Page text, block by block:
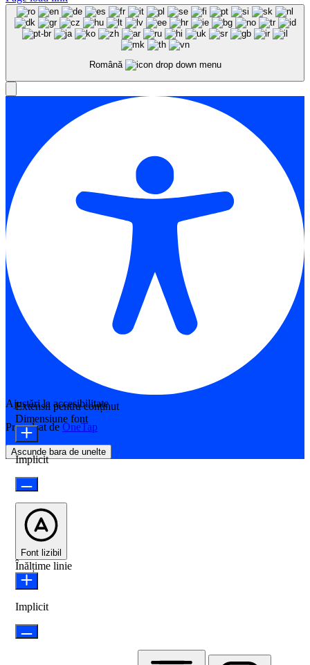
Română
Ajustări la accesibilitate
Propulsat de OneTap
Ascunde bara de unelte
Extensii pentru conținut
Dimensiune font
Implicit
Font lizibil
Înălțime linie
Implicit